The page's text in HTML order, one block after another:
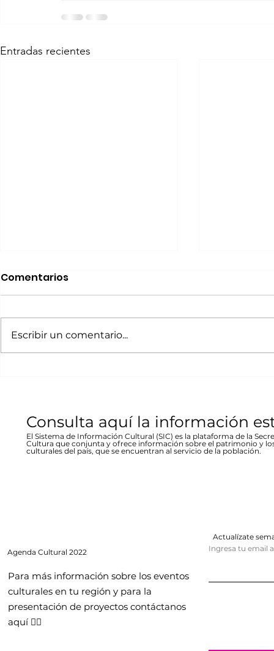
Entradas recientes
Comentarios
Escribir un comentario...
Consulta aquí la información
El Sistema de Información Cultural (SIC) es la plataforma de la
Cultura que conjunta y ofrece información sobre el patrimonio y
culturales del país, que se encuentran al servicio de la población.
Agenda Cultural 2022
Para más información sobre los eventos
culturales en tu región y para la
presentación de proyectos contáctanos
aquí 👇🏻
Actualízate
Ingresa tu email